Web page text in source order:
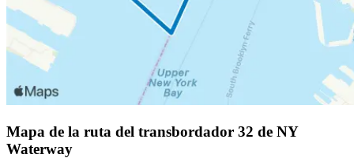
Mapa de la ruta del transbordador 32 de NY
Waterway